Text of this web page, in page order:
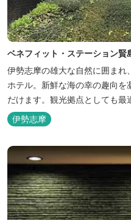
ベネフィット・ステーション賢
伊勢志摩の雄大な自然に囲まれ
ホテル。新鮮な海の幸の趣向
だけます。観光拠点としても最
伊勢志摩